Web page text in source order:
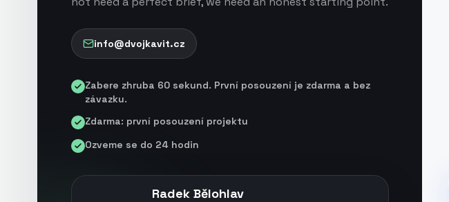
info@dvojkavit.cz
Zabere zhruba 60 sekund. První posouzení je zdarma a bez
závazku.
Zdarma: první posouzení projektu
Ozveme se do 24 hodin
Radek Bělohlav